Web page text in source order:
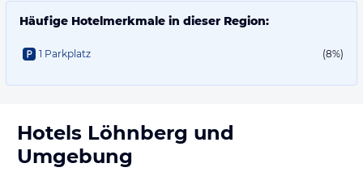
Häufige Hotelmerkmale in dieser Region:
1 Parkplatz (8%)
Hotels Löhnberg und
Umgebung